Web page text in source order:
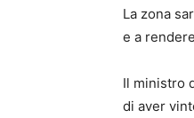
La zona
e a
Il ministro
di aver